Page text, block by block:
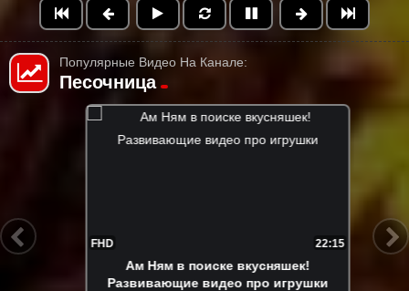
Популярные Видео На Канале:
Песочница
FHD 21:55
Ам Ням играет в съедобное-
несъедобное! 😋 Игры и развивающее